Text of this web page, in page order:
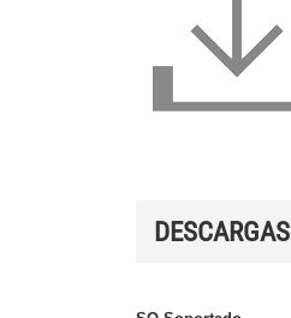
DESCARGAS